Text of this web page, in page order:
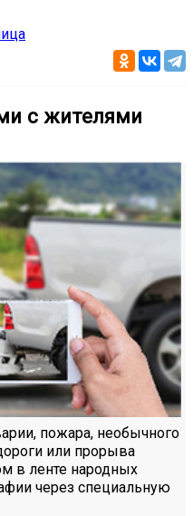
с жителями
пожара, необычного
или прорыва
в ленте народных
через специальную